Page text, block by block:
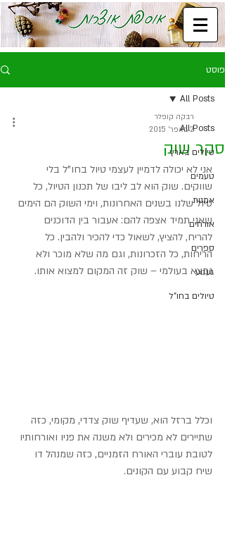
פוסט
All Posts
טיולים בארץ
טעמים
אמנות
אורחים
ספרים
געגוע
טיולים בחו"ל
All Posts
סקר שוק
רבקה קופלר
2 באפר׳ 2015
אני לא יכולה לדמיין לעצמי טיול בחו"ל בלי
שווקים. שוק הוא לב ליבו של תכנון הטיול, כל
טיול שלנו בשנים האחרונות, וימי השוק הם הימים
שאני תמיד אצפה להם: אעבור בין הדוכנים
להריח, להציץ, לשאול כדי להכיר ולהבין. כל
הריחות, כל הזכרונות, וגם מה שלא מוכר ולא
נמצא בעולמי – שוק זה המקום למצוא אותו.
וכלל ברזל הוא, שעדיף שוק צדדי, מקומי, כזה
שתיירים לא מכירים ולא משנה את פניו ואורחותיו
לטובת עוברי האורח הזמניים, כזה שמנהל דו
שיח קבוע עם הקונים.